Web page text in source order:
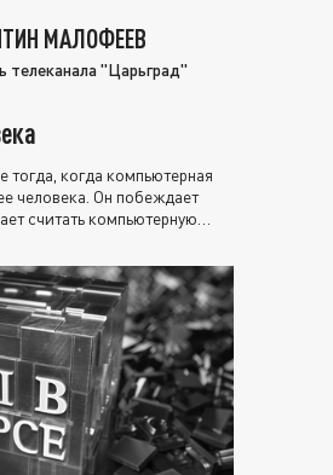
МАЛОФЕЕВ
телеканала "Царьград"
когда компьютерная
человека. Он побеждает
считать компьютерную